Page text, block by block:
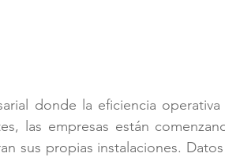
donde la eficiencia
las empresas están
sus propias instalaciones.